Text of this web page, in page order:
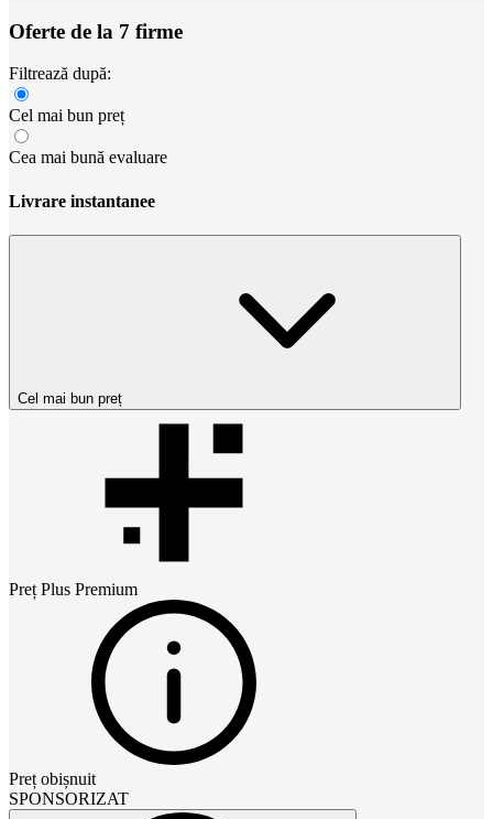
Oferte de la 7 firme
Filtrează după:
Cel mai bun preț
Cea mai bună evaluare
Livrare instantanee
Cel mai bun preț
Preț Plus Premium
Preț obișnuit
SPONSORIZAT